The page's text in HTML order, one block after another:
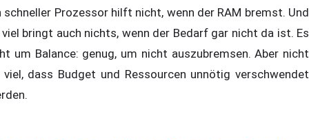
schneller Prozessor hilft nicht, wenn der RAM bremst. Und
bringt auch nichts, wenn der Bedarf gar nicht da ist. Es
um Balance: genug, um nicht auszubremsen. Aber nicht
dass Budget und Ressourcen unnötig verschwendet